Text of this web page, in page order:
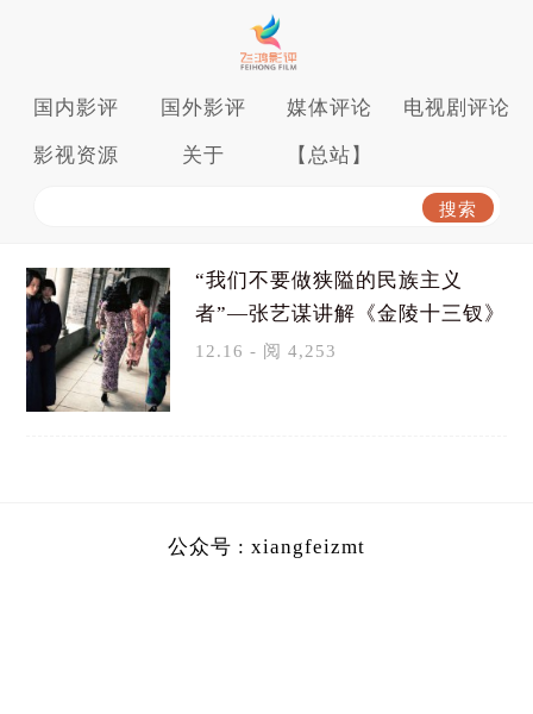
国内影评 国外影评 媒体评论 电视剧评论
影视资源 关于 【总站】
“我们不要做狭隘的民族主义
者”—张艺谋讲解《金陵十三钗》
12.16 - 阅 4,253
公众号 : xiangfeizmt